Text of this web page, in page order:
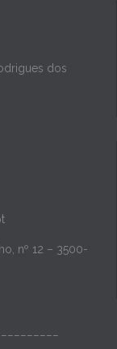
dos
nº 12 – 3500-